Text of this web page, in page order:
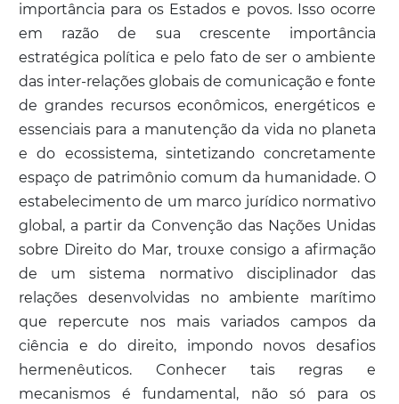
importância para os Estados e povos. Isso ocorre
em razão de sua crescente importância
estratégica política e pelo fato de ser o ambiente
das inter-relações globais de comunicação e fonte
de grandes recursos econômicos, energéticos e
essenciais para a manutenção da vida no planeta
e do ecossistema, sintetizando concretamente
espaço de patrimônio comum da humanidade. O
estabelecimento de um marco jurídico normativo
global, a partir da Convenção das Nações Unidas
sobre Direito do Mar, trouxe consigo a afirmação
de um sistema normativo disciplinador das
relações desenvolvidas no ambiente marítimo
que repercute nos mais variados campos da
ciência e do direito, impondo novos desafios
hermenêuticos. Conhecer tais regras e
mecanismos é fundamental, não só para os